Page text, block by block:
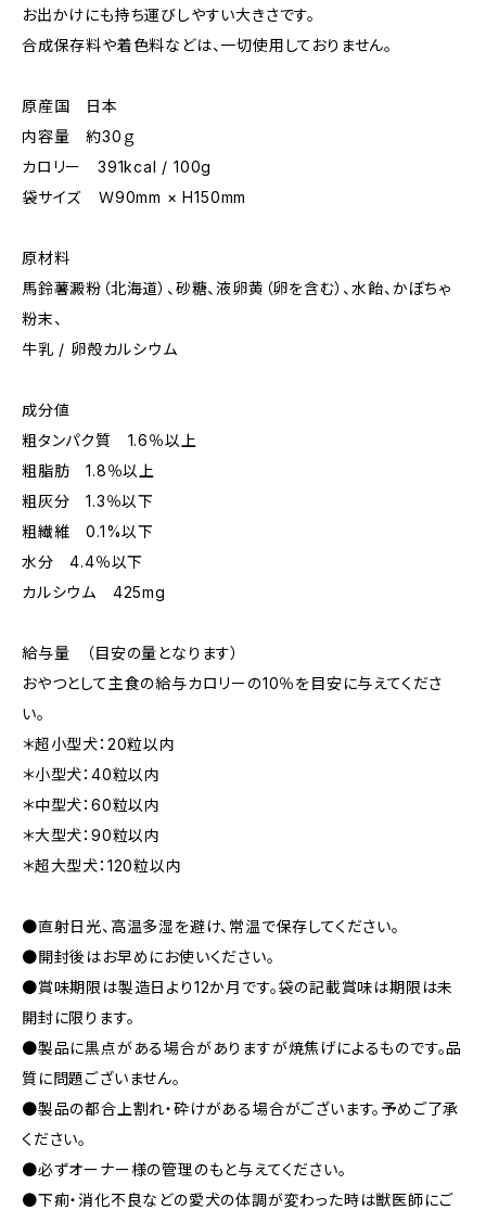
お出かけにも持ち運びしやすい大きさです。
合成保存料や着色料などは、一切使用しておりません。
原産国 日本
内容量 約30ｇ
カロリー 391kcal / 100g
袋サイズ Ｗ90mm × H150mm
原材料
馬鈴薯澱粉（北海道）、砂糖、液卵黄（卵を含む）、水飴、かぼちゃ
粉末、
牛乳 / 卵殻カルシウム
成分値
粗タンパク質 1.6％以上
粗脂肪 1.8％以上
粗灰分 1.3％以下
粗繊維 0.1%以下
水分 4.4％以下
カルシウム 425mg
給与量 （目安の量となります）
おやつとして主食の給与カロリーの10％を目安に与えてくださ
い。
＊超小型犬：20粒以内
＊小型犬：40粒以内
＊中型犬：60粒以内
＊大型犬：90粒以内
＊超大型犬：120粒以内
●直射日光、高温多湿を避け、常温で保存してください。
●開封後はお早めにお使いください。
●賞味期限は製造日より12か月です。袋の記載賞味は期限は未
開封に限ります。
●製品に黒点がある場合がありますが焼焦げによるものです。品
質に問題ございません。
●製品の都合上割れ・砕けがある場合がございます。予めご了承
ください。
●必ずオーナー様の管理のもと与えてください。
●下痢・消化不良などの愛犬の体調が変わった時は獣医師にご